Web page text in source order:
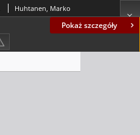
Pokaż szczegóły
Huhtanen, Marko